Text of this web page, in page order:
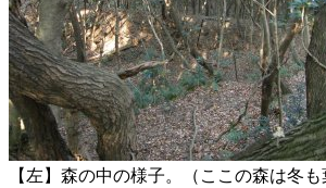
【左】森の中の様子。（ここの森は冬